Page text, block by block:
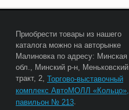
Приобрести товары из нашего
каталога можно на авторынке
Малиновка по адресу: Минская
обл., Минский р-н, Меньковский
тракт, 2, Торгово-выставочный
комплекс АвтоМОЛЛ «Кольцо»,
павильон № 213.